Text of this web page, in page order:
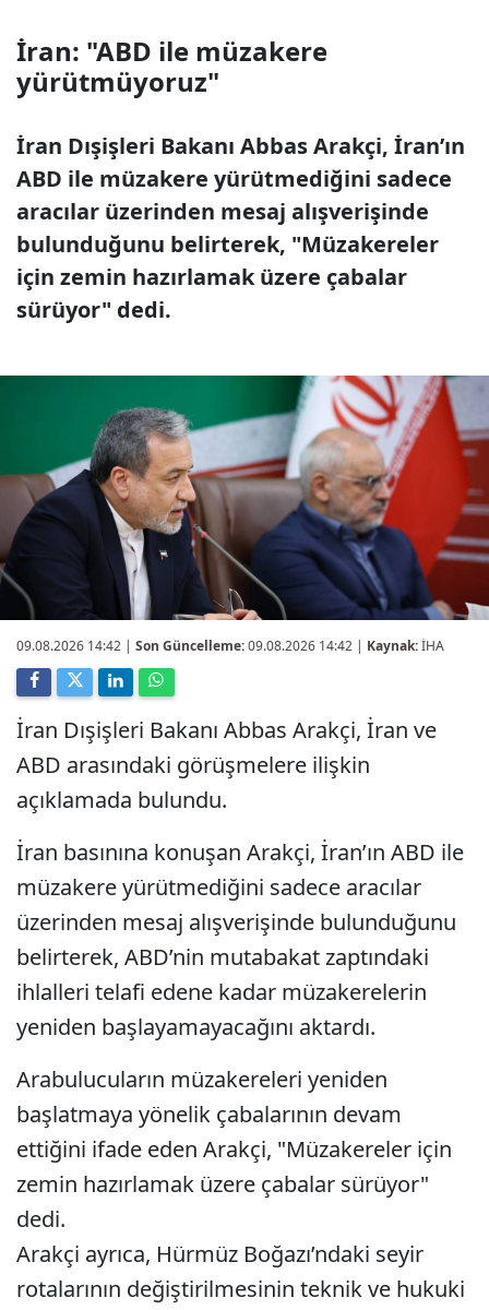
İran: "ABD ile müzakere
yürütmüyoruz"
İran Dışişleri Bakanı Abbas Arakçi, İran’ın
ABD ile müzakere yürütmediğini sadece
aracılar üzerinden mesaj alışverişinde
bulunduğunu belirterek, "Müzakereler
için zemin hazırlamak üzere çabalar
sürüyor" dedi.
09.08.2026 14:42 | Son Güncelleme:09.08.2026 14:42 | Kaynak:İHA
İran Dışişleri Bakanı Abbas Arakçi, İran ve
ABD arasındaki görüşmelere ilişkin
açıklamada bulundu.
İran basınına konuşan Arakçi, İran’ın ABD ile
müzakere yürütmediğini sadece aracılar
üzerinden mesaj alışverişinde bulunduğunu
belirterek, ABD’nin mutabakat zaptındaki
ihlalleri telafi edene kadar müzakerelerin
yeniden başlayamayacağını aktardı.
Arabulucuların müzakereleri yeniden
başlatmaya yönelik çabalarının devam
ettiğini ifade eden Arakçi, "Müzakereler için
zemin hazırlamak üzere çabalar sürüyor"
dedi.
Arakçi ayrıca, Hürmüz Boğazı’ndaki seyir
rotalarının değiştirilmesinin teknik ve hukuki